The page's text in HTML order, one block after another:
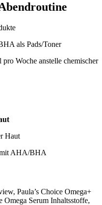
als Pads/Toner
Woche anstelle chemischer
Haut
AHA/BHA